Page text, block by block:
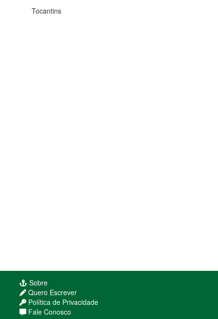
Tocantins
Sobre
Quero Escrever
Política de Privacidade
Fale Conosco